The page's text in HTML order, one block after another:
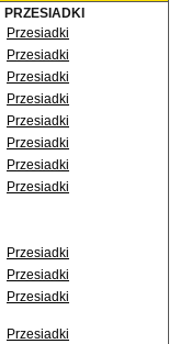
PRZESIADKI
Przesiadki
Przesiadki
Przesiadki
Przesiadki
Przesiadki
Przesiadki
Przesiadki
Przesiadki
Przesiadki
Przesiadki
Przesiadki
Przesiadki